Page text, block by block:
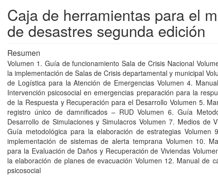
Caja de herramientas para el
de desastres segunda edición
Resumen
Volumen 1. Guía de funcionamiento Sala de Crisis Nacional
la implementación de Salas de Crisis departamental y municipal
de Logística para la Atención de Emergencias Volumen 4.
Intervención psicosocial en emergencias preparación para la
de la Respuesta y Recuperación para el Desarrollo Volumen 5.
registro único de damnificados – RUD Volumen 6. Guía
Desarrollo de Simulaciones y Simulacros Volumen 7. Medios de
Guía metodológica para la elaboración de estrategias Volumen
implementación de sistemas de alerta temprana Volumen 10.
para la Evaluación de Daños y Recuperación de Viviendas
la elaboración de planes de evacuación Volumen 12. Manual de
psicosocial